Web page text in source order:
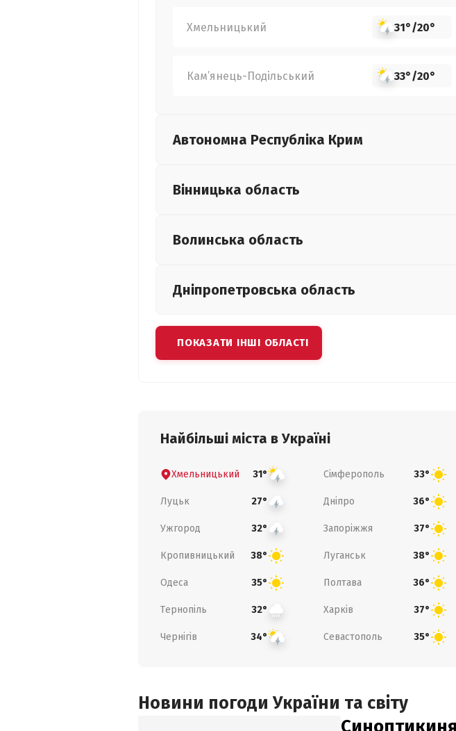
Хмельницький 31°/20°
Кам’янець-Подільський 33°/20°
Автономна Республіка Крим
Вінницька область
Волинська область
Дніпропетровська область
ПОКАЗАТИ ІНШІ ОБЛАСТІ
Найбільші міста в Україні
Хмельницький 31° Сімферополь 33°
Луцьк 27° Дніпро 36°
Ужгород 32° Запоріжжя 37°
Кропивницький 38° Луганськ 38°
Одеса 35° Полтава 36°
Тернопіль 32° Харків 37°
Чернігів 34° Севастополь 35°
Новини погоди України та світу
Синоптикиня